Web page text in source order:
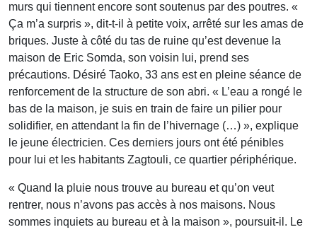
murs qui tiennent encore sont soutenus par des poutres. «
Ça m’a surpris », dit-t-il à petite voix, arrêté sur les amas de
briques. Juste à côté du tas de ruine qu’est devenue la
maison de Eric Somda, son voisin lui, prend ses
précautions. Désiré Taoko, 33 ans est en pleine séance de
renforcement de la structure de son abri. « L’eau a rongé le
bas de la maison, je suis en train de faire un pilier pour
solidifier, en attendant la fin de l’hivernage (…) », explique
le jeune électricien. Ces derniers jours ont été pénibles
pour lui et les habitants Zagtouli, ce quartier périphérique.
« Quand la pluie nous trouve au bureau et qu’on veut
rentrer, nous n’avons pas accès à nos maisons. Nous
sommes inquiets au bureau et à la maison », poursuit-il. Le